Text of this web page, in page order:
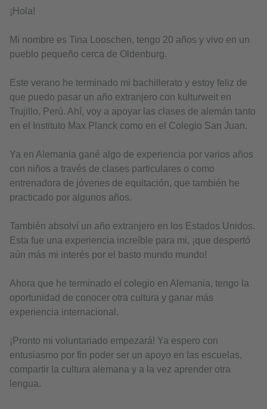
¡Hola!
Mi nombre es Tina Looschen, tengo 20 años y vivo en un
pueblo pequeño cerca de Oldenburg.
Este verano he terminado mi bachillerato y estoy feliz de
que puedo pasar un año extranjero con kulturweit en
Trujillo, Perú. Ahí, voy a apoyar las clases de alemán tanto
en el Instituto Max Planck como en el Colegio San Juan.
Ya en Alemania gané algo de experiencia por varios años
con niños a través de clases particulares o como
entrenadora de jóvenes de equitación, que también he
practicado por algunos años.
También absolví un año extranjero en los Estados Unidos.
Esta fue una experiencia increíble para mi, ¡que despertó
aún más mi interés por el basto mundo mundo!
Ahora que he terminado el colegio en Alemania, tengo la
oportunidad de conocer otra cultura y ganar más
experiencia internacional.
¡Pronto mi voluntariado empezará! Ya espero con
entusiasmo por fin poder ser un apoyo en las escuelas,
compartir la cultura alemana y a la vez aprender otra
lengua.